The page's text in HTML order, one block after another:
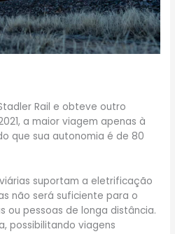
Rail e obteve outro
a maior viagem apenas à
que sua autonomia é de 80
suportam a eletrificação
não será suficiente para o
ou pessoas de longa distância.
possibilitando viagens